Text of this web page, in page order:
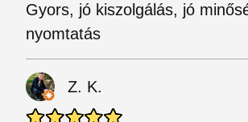
Gyors, jó kiszolgálás, jó
nyomtatás
Z. K.